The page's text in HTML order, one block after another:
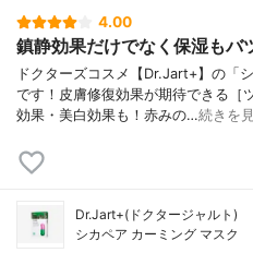
4.00
鎮静効果だけでなく保湿も
ドクターズコスメ【Dr.Jart+】の「
です！皮膚修復効果が期待できる［
効果・美白効果も！赤みの…続きを
Dr.Jart+(ドクタージャルト)
シカペア カーミング マスク